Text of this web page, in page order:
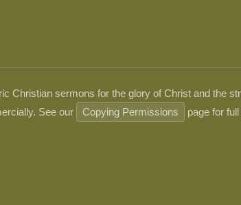
sermons for the glory of Christ and the
See our
Copying Permissions page for